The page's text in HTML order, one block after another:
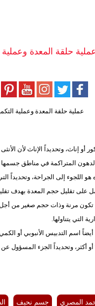
عملية حلقة المعدة وعملية
إناث، وتحديداً الإناث لأن
المتراكمة في مناطق
اللجوء إلى الجراحة، وتحديداً
تقليل حجم المعدة بهدف
تكون مرنة وذات حجم صغير من
التي يتناولها.
اسم التدبيس الأنبوبي أو
جزء كبير من المعدة يصل إلى ما نسبته 70% أو
المصري جسم نحيف